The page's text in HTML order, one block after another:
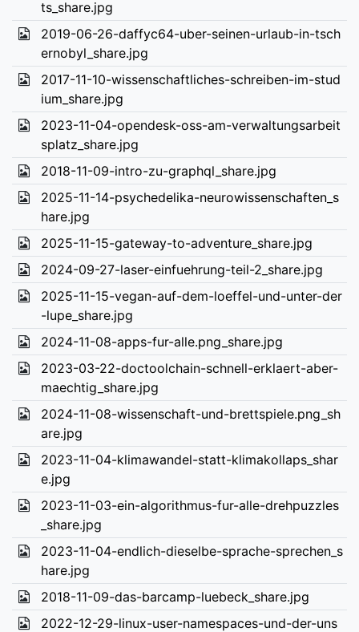
ts_share.jpg
2019-06-26-daffyc64-uber-seinen-urlaub-in-tsch
ernobyl_share.jpg
2017-11-10-wissenschaftliches-schreiben-im-stud
ium_share.jpg
2023-11-04-opendesk-oss-am-verwaltungsarbeit
splatz_share.jpg
2018-11-09-intro-zu-graphql_share.jpg
2025-11-14-psychedelika-neurowissenschaften_s
hare.jpg
2025-11-15-gateway-to-adventure_share.jpg
2024-09-27-laser-einfuehrung-teil-2_share.jpg
2025-11-15-vegan-auf-dem-loeffel-und-unter-der
-lupe_share.jpg
2024-11-08-apps-fur-alle.png_share.jpg
2023-03-22-doctoolchain-schnell-erklaert-aber-
maechtig_share.jpg
2024-11-08-wissenschaft-und-brettspiele.png_sh
are.jpg
2023-11-04-klimawandel-statt-klimakollaps_shar
e.jpg
2023-11-03-ein-algorithmus-fur-alle-drehpuzzles
_share.jpg
2023-11-04-endlich-dieselbe-sprache-sprechen_s
hare.jpg
2018-11-09-das-barcamp-luebeck_share.jpg
2022-12-29-linux-user-namespaces-und-der-uns